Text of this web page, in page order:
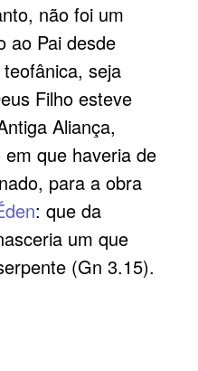
não foi um
ao Pai desde
seja
Filho esteve
Aliança,
que haveria de
para a obra
: que da
um que
(Gn 3.15).